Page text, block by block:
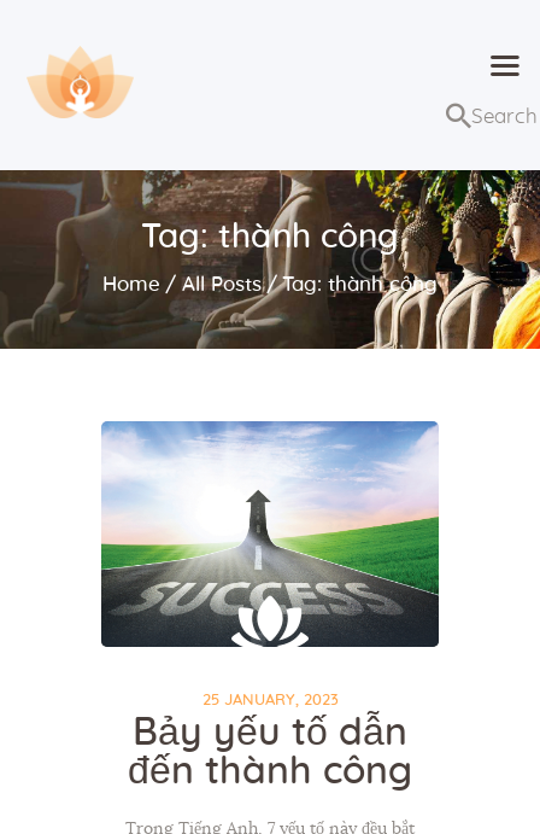
Tag: thành công
Home All Posts Tag: thành công
Trang chủ
Bài giảng
Lớp học và sự kiện
Về Dhammaduta
25 JANUARY, 2023
Bảy yếu tố dẫn
đến thành công
Trong Tiếng Anh, 7 yếu tố này đều bắt